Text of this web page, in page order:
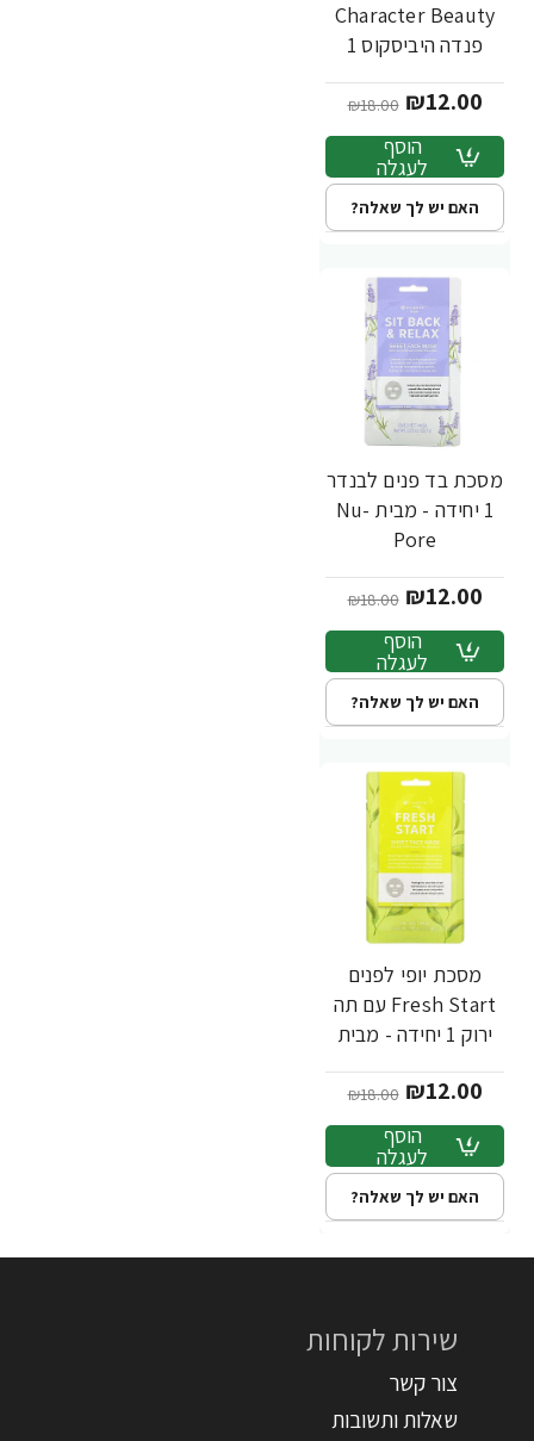
Character Beauty
פנדה היביסקוס 1
Pore
₪12.00
₪18.00
הוסף
לעגלה
האם יש לך שאלה?
-33%
מסכת בד פנים לבנדר
1 יחידה - מבית Nu-
Pore
₪12.00
₪18.00
הוסף
לעגלה
האם יש לך שאלה?
-33%מסכת יופי לפנים
Fresh Start עם תה
ירוק 1 יחידה - מבית
₪12.00
₪18.00
הוסף
לעגלה
האם יש לך שאלה?
שירות לקוחות
צור קשר
שאלות ותשובות